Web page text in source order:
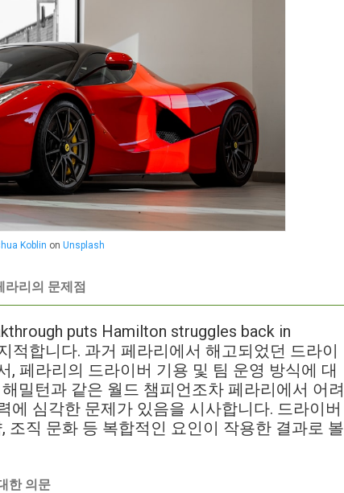
Koblin on Unsplash
라리의 문제점
puts Hamilton struggles back in
적합니다. 과거 페라리에서 해고되었던 드라이
페라리의 드라이버 기용 및 팀 운영 방식에 대
밀턴과 같은 월드 챔피언조차 페라리에서 어려
에 심각한 문제가 있음을 시사합니다. 드라이버
조직 문화 등 복합적인 요인이 작용한 결과로 볼
한 의문